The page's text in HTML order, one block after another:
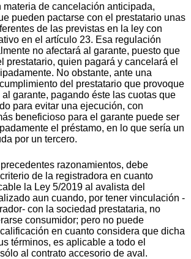
materia de cancelación anticipada,
pueden pactarse con el prestatario unas
de las previstas en la ley con
en el artículo 23. Esa regulación
no afectará al garante, puesto que
prestatario, quien pagará y cancelará el
No obstante, ante una
del prestatario que provoque
al garante, pagando éste las cuotas que
para evitar una ejecución, con
beneficioso para el garante puede ser
el préstamo, en lo que sería un
por un tercero.
razonamientos, debe
de la registradora en cuanto
la Ley 5/2019 al avalista del
aun cuando, por tener vinculación -
con la sociedad prestataria, no
consumidor; pero no puede
en cuanto considera que dicha
términos, es aplicable a todo el
al contrato accesorio de aval.